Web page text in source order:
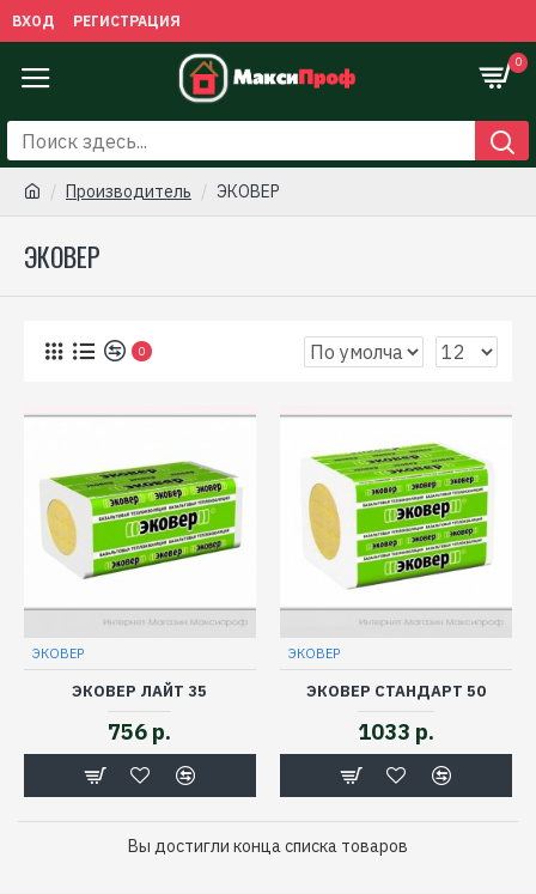
ВХОД РЕГИСТРАЦИЯ
0
Производитель ЭКОВЕР
ЭКОВЕР
0
ЭКОВЕР
ЭКОВЕР ЛАЙТ 35
756 р.
ЭКОВЕР
ЭКОВЕР СТАНДАРТ 50
1033 р.
Вы достигли конца списка товаров